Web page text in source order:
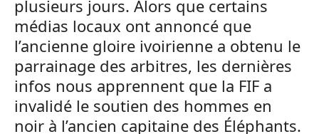
plusieurs jours. Alors que certains
médias locaux ont annoncé que
l’ancienne gloire ivoirienne a obtenu le
parrainage des arbitres, les dernières
infos nous apprennent que la FIF a
invalidé le soutien des hommes en
noir à l’ancien capitaine des Éléphants.